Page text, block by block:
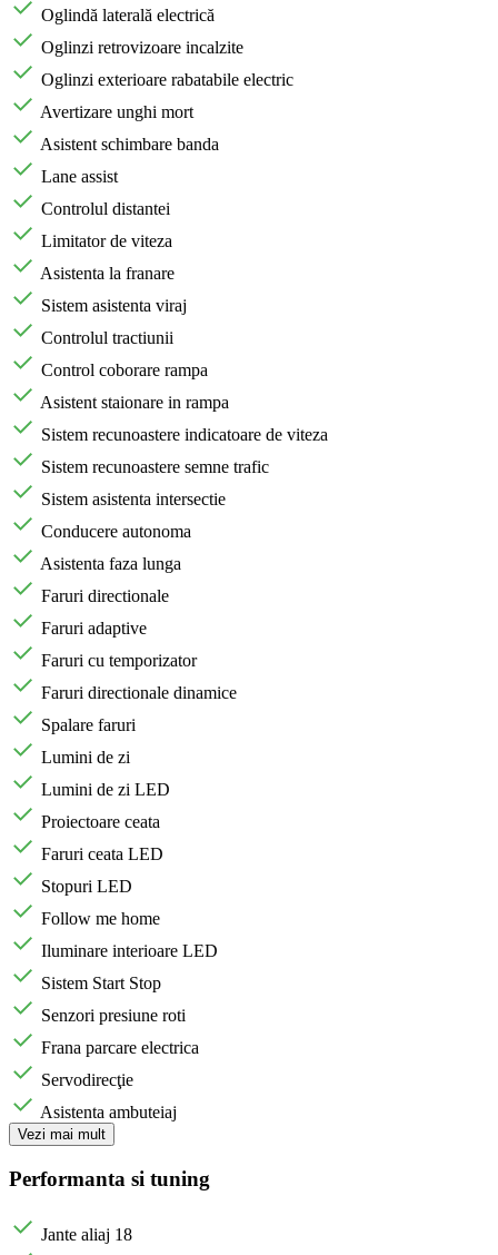
Oglindă laterală electrică
Oglinzi retrovizoare incalzite
Oglinzi exterioare rabatabile electric
Avertizare unghi mort
Asistent schimbare banda
Lane assist
Controlul distantei
Limitator de viteza
Asistenta la franare
Sistem asistenta viraj
Controlul tractiunii
Control coborare rampa
Asistent staionare in rampa
Sistem recunoastere indicatoare de viteza
Sistem recunoastere semne trafic
Sistem asistenta intersectie
Conducere autonoma
Asistenta faza lunga
Faruri directionale
Faruri adaptive
Faruri cu temporizator
Faruri directionale dinamice
Spalare faruri
Lumini de zi
Lumini de zi LED
Proiectoare ceata
Faruri ceata LED
Stopuri LED
Follow me home
Iluminare interioare LED
Sistem Start Stop
Senzori presiune roti
Frana parcare electrica
Servodirecţie
Asistenta ambuteiaj
Vezi mai mult
Performanta si tuning
Jante aliaj 18